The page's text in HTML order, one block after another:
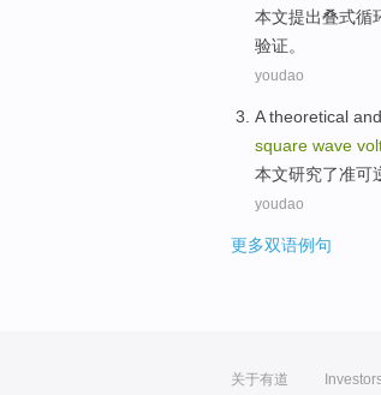
本文提出叠式循
验证。
youdao
Atheoretical and
square wave
本文研究了准可
youdao
更多双语例句
关于有道